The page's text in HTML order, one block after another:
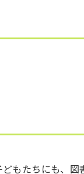
もたちにも、